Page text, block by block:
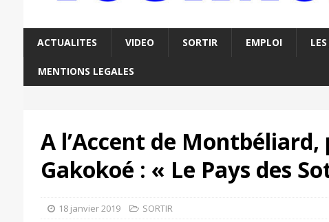
ACTUALITES VIDEO SORTIR EMPLOI
MENTIONS LEGALES
A l’Accent de Montbéliard,
Gakokoé : « Le Pays des
18 janvier 2019 SORTIR